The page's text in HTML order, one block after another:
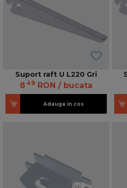
Suport raft U L220 Gri
8 49 RON / bucata
Adauga in cos